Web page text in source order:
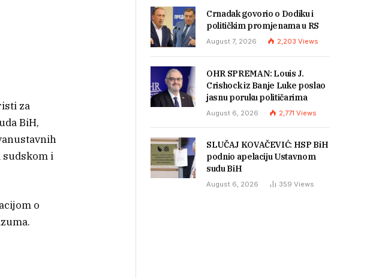
za
BiH,
sudskom i
o
Crnadak govorio o Dodiku i
političkim promjenama u RS
August 7, 2026 2,203 Views
OHR SPREMAN: Louis J.
Crishock iz Banje Luke poslao
jasnu poruku političarima
August 6, 2026 2,771 Views
SLUČAJ KOVAČEVIĆ: HSP BiH
podnio apelaciju Ustavnom
sudu BiH
August 6, 2026 359 Views